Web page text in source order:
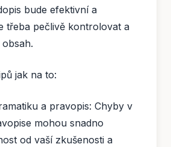
bude efektivní a
třeba pečlivě kontrolovat a
jak na to:
a pravopis: Chyby v
mohou snadno
od vaší zkušenosti a